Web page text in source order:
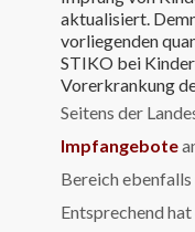
aktualisiert.
vorliegenden
STIKO bei
Vorerkrankung
Seitens der
Impfangebote
Bereich
Entsprechend